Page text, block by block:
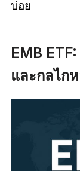
บ่อย
EMB
และกลไก